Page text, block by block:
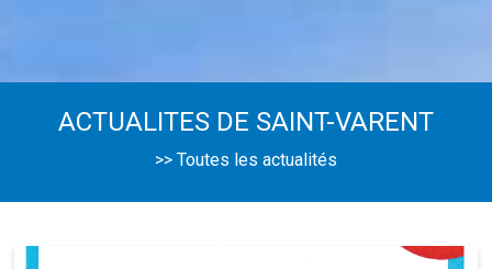
ACTUALITES DE SAINT-VARENT
>> Toutes les actualités